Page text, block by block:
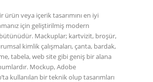
ürün veya içerik tasarımını en iyi
için geliştirilmiş modern
bütünüdür. Mackuplar; kartvizit, broşür,
kimlik çalışmaları, çanta, bardak,
tabela, web site gibi geniş bir alana
Mockup, Adobe
kullanılan bir teknik olup tasarımları